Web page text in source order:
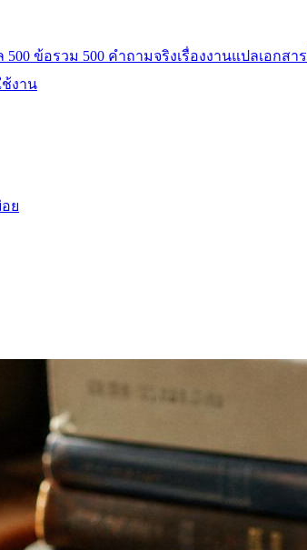
500 ข้อรวม 500 คำถามจริงเรื่องงานแปลเอกสาร
ช้งาน
ย